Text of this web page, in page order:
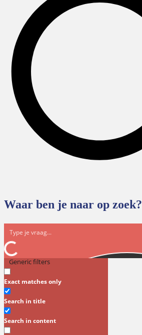
Waar ben je naar op zoek?
Generic filters
Exact matches only
Search in title
Search in content